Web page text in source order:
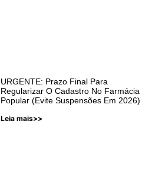
URGENTE: Prazo Final Para
Regularizar O Cadastro No Farmácia
Popular (Evite Suspensões Em 2026)
Leia mais>>